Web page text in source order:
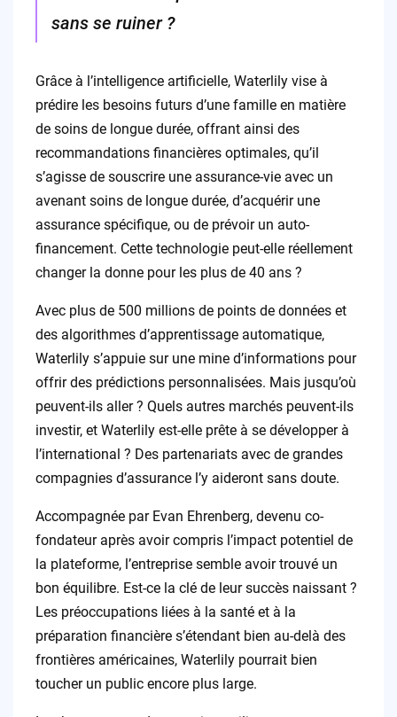
sans se ruiner ?
Grâce à l’intelligence artificielle, Waterlily vise à
prédire les besoins futurs d’une famille en matière
de soins de longue durée, offrant ainsi des
recommandations financières optimales, qu’il
s’agisse de souscrire une assurance-vie avec un
avenant soins de longue durée, d’acquérir une
assurance spécifique, ou de prévoir un auto-
financement. Cette technologie peut-elle réellement
changer la donne pour les plus de 40 ans ?
Avec plus de 500 millions de points de données et
des algorithmes d’apprentissage automatique,
Waterlily s’appuie sur une mine d’informations pour
offrir des prédictions personnalisées. Mais jusqu’où
peuvent-ils aller ? Quels autres marchés peuvent-ils
investir, et Waterlily est-elle prête à se développer à
l’international ? Des partenariats avec de grandes
compagnies d’assurance l’y aideront sans doute.
Accompagnée par Evan Ehrenberg, devenu co-
fondateur après avoir compris l’impact potentiel de
la plateforme, l’entreprise semble avoir trouvé un
bon équilibre. Est-ce la clé de leur succès naissant ?
Les préoccupations liées à la santé et à la
préparation financière s’étendant bien au-delà des
frontières américaines, Waterlily pourrait bien
toucher un public encore plus large.